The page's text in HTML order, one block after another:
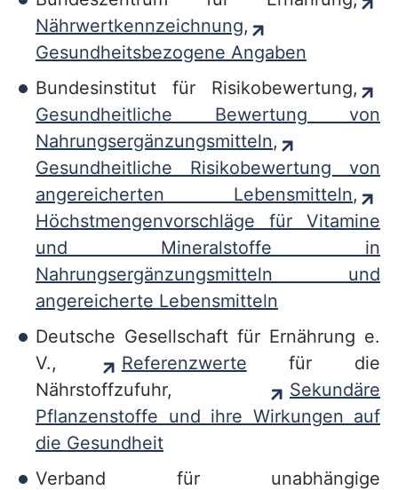
Nährwertkennzeichnung,
Gesundheitsbezogene Angaben
Bundesinstitut für Risikobewertung,
Gesundheitliche Bewertung von
Nahrungsergänzungsmitteln,
Gesundheitliche Risikobewertung von
angereicherten Lebensmitteln,
Höchstmengenvorschläge für Vitamine
und Mineralstoffe in
Nahrungsergänzungsmitteln und
angereicherte Lebensmitteln
Deutsche Gesellschaft für Ernährung e.
V.,
Referenzwerte für die
Nährstoffzufuhr,
Sekundäre
Pflanzenstoffe und ihre Wirkungen auf
die Gesundheit
Verband für unabhängige